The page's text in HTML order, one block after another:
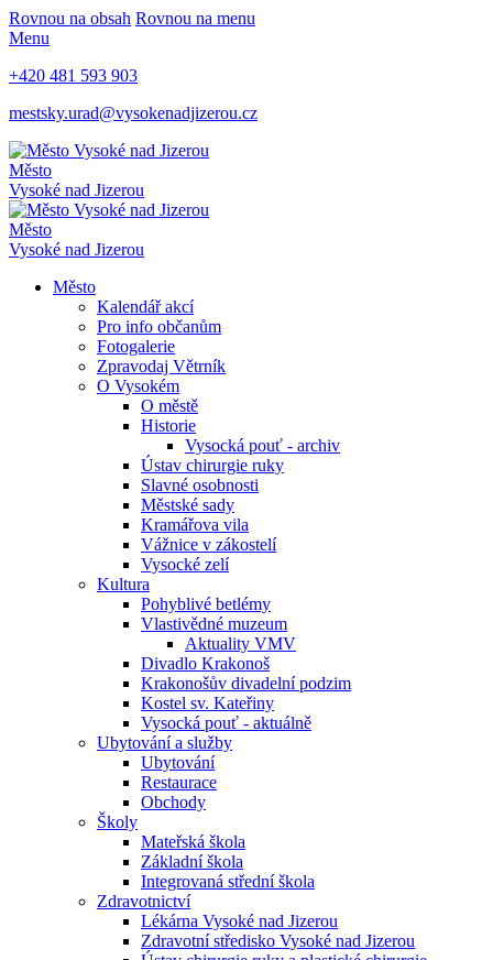
Rovnou na obsah Rovnou na menu
Menu
+420 481 593 903
mestsky.urad@vysokenadjizerou.cz
Město
Vysoké nad Jizerou
Město
Vysoké nad Jizerou
Město
Kalendář akcí
Pro info občanům
Fotogalerie
Zpravodaj Větrník
O Vysokém
O městě
Historie
Vysocká pouť - archiv
Ústav chirurgie ruky
Slavné osobnosti
Městské sady
Kramářova vila
Vážnice v zákostelí
Vysocké zelí
Kultura
Pohyblivé betlémy
Vlastivědné muzeum
Aktuality VMV
Divadlo Krakonoš
Krakonošův divadelní podzim
Kostel sv. Kateřiny
Vysocká pouť - aktuálně
Ubytování a služby
Ubytování
Restaurace
Obchody
Školy
Mateřská škola
Základní škola
Integrovaná střední škola
Zdravotnictví
Lékárna Vysoké nad Jizerou
Zdravotní středisko Vysoké nad Jizerou